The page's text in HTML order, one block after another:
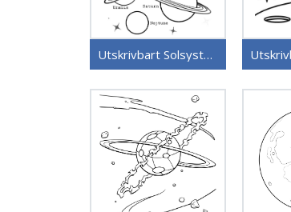
Utskrivbart Solsystem Bilde